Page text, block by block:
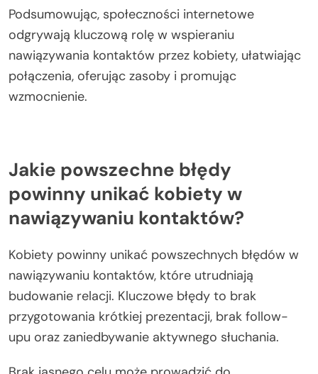
Podsumowując, społeczności internetowe
odgrywają kluczową rolę w wspieraniu
nawiązywania kontaktów przez kobiety, ułatwiając
połączenia, oferując zasoby i promując
wzmocnienie.
Jakie powszechne błędy
powinny unikać kobiety w
nawiązywaniu kontaktów?
Kobiety powinny unikać powszechnych błędów w
nawiązywaniu kontaktów, które utrudniają
budowanie relacji. Kluczowe błędy to brak
przygotowania krótkiej prezentacji, brak follow-
upu oraz zaniedbywanie aktywnego słuchania.